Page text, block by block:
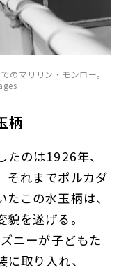
のマリリン・モンロー。
柄
たのは1926年、
それまでポルカダ
この水玉柄は、
を遂げる。
ニーが子どもた
取り入れ、